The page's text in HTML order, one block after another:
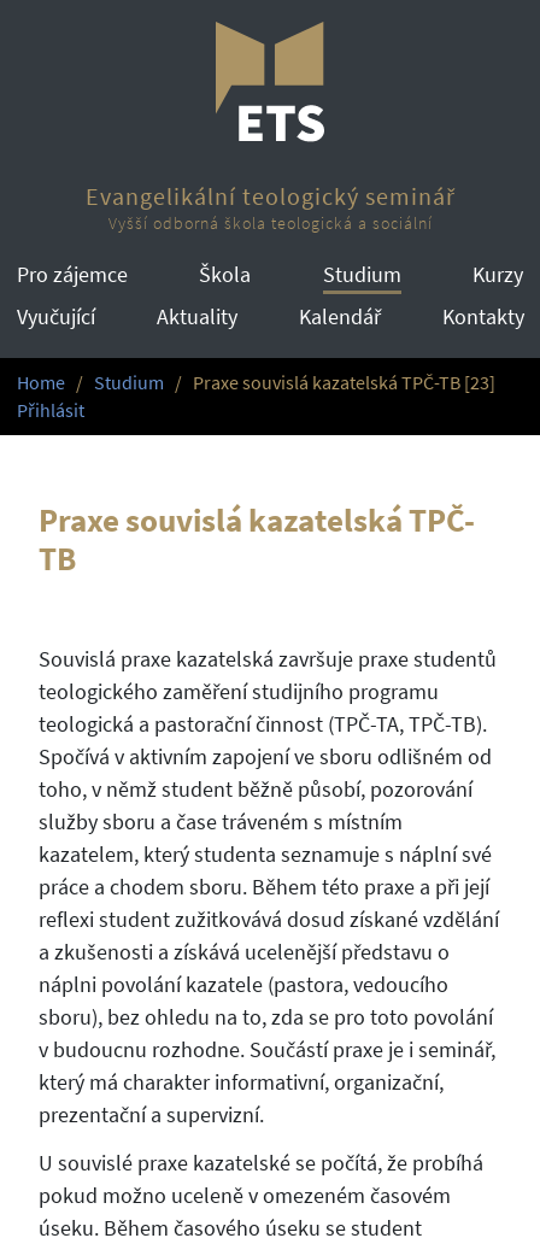
Evangelikální teologický seminář
Vyšší odborná škola teologická a sociální
Pro zájemce Škola Studium
Kurzy
Vyučující
Aktuality Kalendář Kontakty
Home Studium
Praxe souvislá kazatelská TPČ-TB [23]
Přihlásit
Praxe souvislá kazatelská TPČ-
TB
Souvislá praxe kazatelská završuje praxe studentů
teologického zaměření studijního programu
teologická a pastorační činnost (TPČ-TA, TPČ-TB).
Spočívá v aktivním zapojení ve sboru odlišném od
toho, v němž student běžně působí, pozorování
služby sboru a čase tráveném s místním
kazatelem, který studenta seznamuje s náplní své
práce a chodem sboru. Během této praxe a při její
reflexi student zužitkovává dosud získané vzdělání
a zkušenosti a získává ucelenější představu o
náplni povolání kazatele (pastora, vedoucího
sboru), bez ohledu na to, zda se pro toto povolání
v budoucnu rozhodne. Součástí praxe je i seminář,
který má charakter informativní, organizační,
prezentační a supervizní.
U souvislé praxe kazatelské se počítá, že probíhá
pokud možno uceleně v omezeném časovém
úseku. Během časového úseku se student